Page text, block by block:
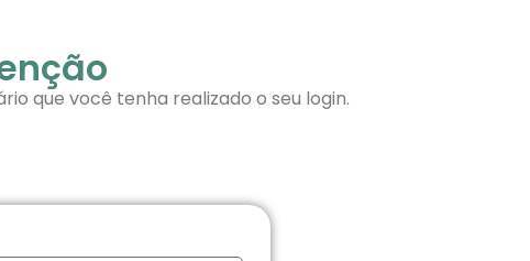
que você tenha realizado o seu login.